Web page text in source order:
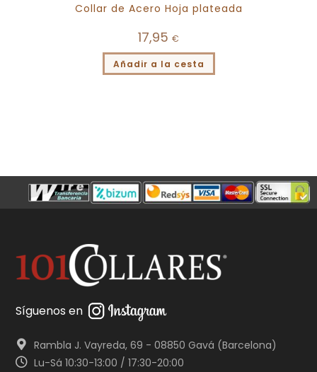
Collar de Acero Hoja plateada
17,95 €
Añadir a la cesta
Síguenos en
Rambla J. Vayreda, 69 - 08850 Gavá (Barcelona)
Lu-Sá 10:30-13:00 / 17:30-20:00